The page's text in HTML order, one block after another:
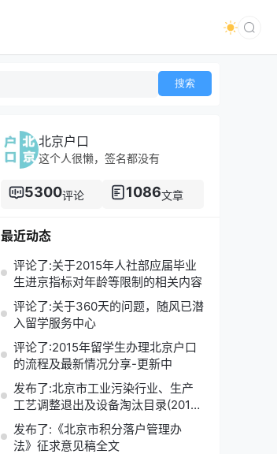
北京户口
这个人很懒，签名都没有
5300评论 1086文章
最近动态
评论了:关于2015年人社部应届毕业
生进京指标对年龄等限制的相关内容
评论了:关于360天的问题，随风已潜
入留学服务中心
评论了:2015年留学生办理北京户口
的流程及最新情况分享-更新中
发布了:北京市工业污染行业、生产
工艺调整退出及设备淘汰目录(2014
年版)
发布了:《北京市积分落户管理办
法》征求意见稿全文